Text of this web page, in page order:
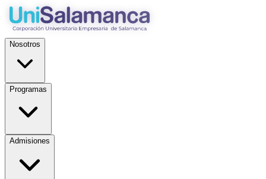
Nosotros
Programas
Admisiones